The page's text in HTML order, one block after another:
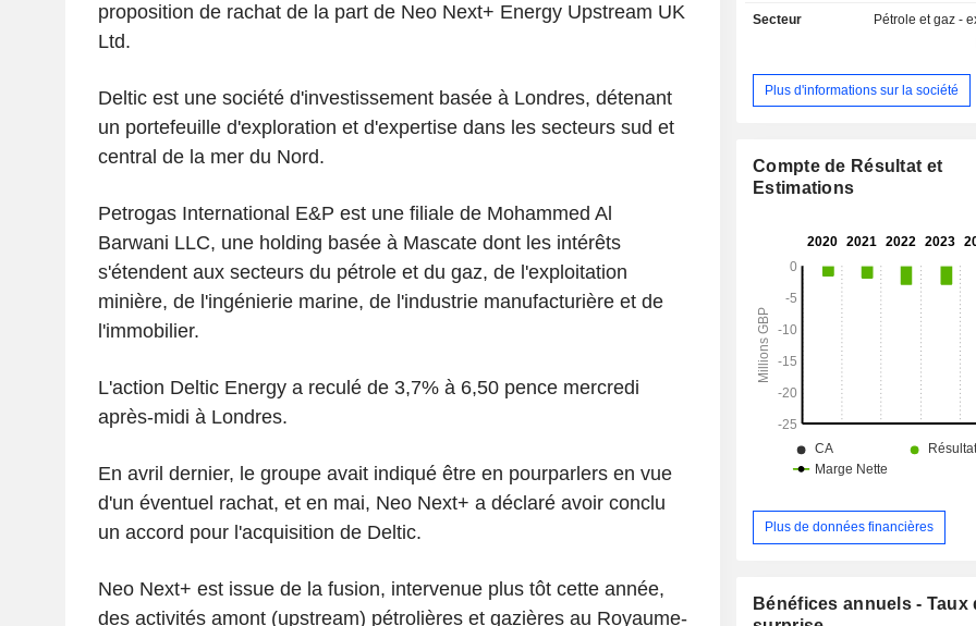
proposition de rachat de la part de Neo Next+ Energy Upstream UK
Ltd.
Deltic est une société d'investissement basée à Londres, détenant
un portefeuille d'exploration et d'expertise dans les secteurs sud et
central de la mer du Nord.
Petrogas International E&P est une filiale de Mohammed Al
Barwani LLC, une holding basée à Mascate dont les intérêts
s'étendent aux secteurs du pétrole et du gaz, de l'exploitation
minière, de l'ingénierie marine, de l'industrie manufacturière et de
l'immobilier.
L'action Deltic Energy a reculé de 3,7% à 6,50 pence mercredi
après-midi à Londres.
En avril dernier, le groupe avait indiqué être en pourparlers en vue
d'un éventuel rachat, et en mai, Neo Next+ a déclaré avoir conclu
un accord pour l'acquisition de Deltic.
Neo Next+ est issue de la fusion, intervenue plus tôt cette année,
des activités amont (upstream) pétrolières et gazières au Royaume-
participation de 25 % dans le
Selene, situé sur le flanc nord
se présente sous la forme d'une
allongée du nord-ouest au sud-est
par la Société, couvre une
257 km² et est situé sur le flanc
P2646-Dewar, situé au sud-est
High, dans la mer du Nord centrale.
Secteur
Pétrole et gaz -
Plus d'informations sur la société
Compte de Résultat et
Estimations
Plus de données financières
Bénéfices annuels - Taux